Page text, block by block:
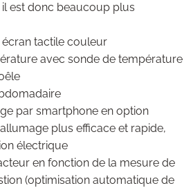
est donc beaucoup plus
tactile couleur
avec sonde de température
par smartphone en option
plus efficace et rapide,
électrique
en fonction de la mesure de
(optimisation automatique de